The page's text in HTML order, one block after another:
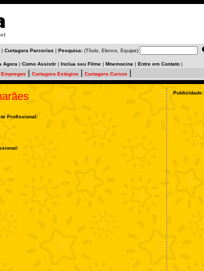
| Curtagora Parcerias | Pesquisa: (Título, Elenco, Equipe)
Agora | Como Assistir | Inclua seu Filme | Mnemocine | Entre em Contato |
Curtagora Estágios Curtagora Cursos
Profissional:
Publicidade: